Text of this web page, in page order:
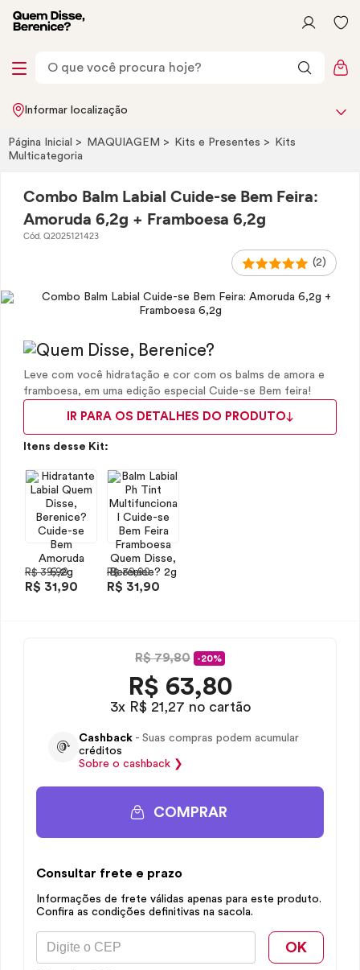
Informar localização
Página Inicial MAQUIAGEM Kits e Presentes
Kits
Multicategoria
Combo Balm Labial Cuide-se Bem Feira:
Amoruda 6,2g + Framboesa 6,2g
Cód. Q2025121423
(2)
Leve com você hidratação e cor com os balms de amora e
framboesa, em uma edição especial Cuide-se Bem feira!
IR PARA OS DETALHES DO PRODUTO
Itens desse Kit:
R$ 39,90
R$ 31,90
R$ 39,90
R$ 31,90
R$ 79,80 -20%
R$ 63,80
3x R$ 21,27 no cartão
Cashback - Suas compras podem acumular
créditos
Sobre o cashback ❯
COMPRAR
Consultar frete e prazo
Informações de frete válidas apenas para este produto.
Confira as condições definitivas na sacola.
OK